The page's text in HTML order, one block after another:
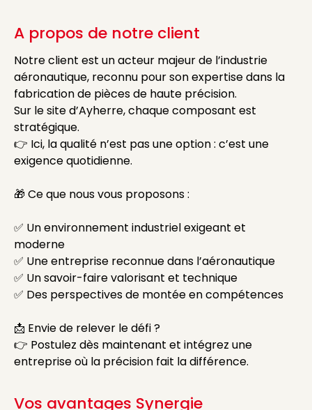
A propos de notre client
Notre client est un acteur majeur de l’industrie
aéronautique, reconnu pour son expertise dans la
fabrication de pièces de haute précision.
Sur le site d’Ayherre, chaque composant est
stratégique.
👉 Ici, la qualité n’est pas une option : c’est une
exigence quotidienne.
🎁 Ce que nous vous proposons :
✅ Un environnement industriel exigeant et
moderne
✅ Une entreprise reconnue dans l’aéronautique
✅ Un savoir-faire valorisant et technique
✅ Des perspectives de montée en compétences
📩 Envie de relever le défi ?
👉 Postulez dès maintenant et intégrez une
entreprise où la précision fait la différence.
Vos avantages Synergie